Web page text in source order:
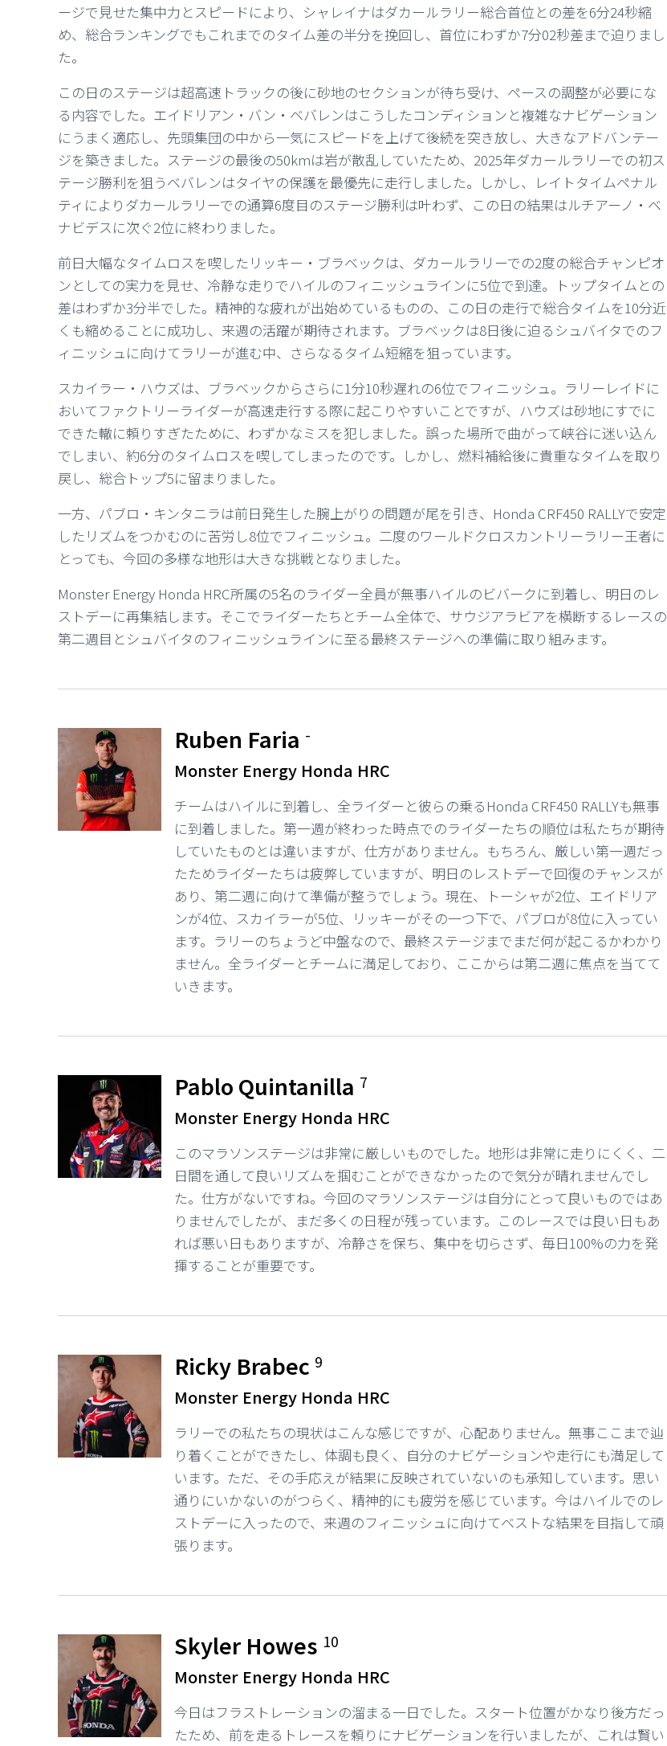
ージで見せた集中力とスピードにより、シャレイナはダカールラリー総合首位との差を6分24秒縮
め、 総合ランキングでも これまでのタイム差の半分を挽回し、首位にわずか7分02秒差まで迫りまし
た。
この日のステージは超高速トラックの後に砂地のセクションが待ち受け、ペースの調整が必要にな
る内容でした。エイドリアン・バン・ベバレンはこうしたコンディションと複雑なナビゲーション
にうまく適応し、先頭集団の中から一気にスピードを上げて後続を突き放し、大きなアドバンテー
ジを築きました。ステージの最後の50kmは岩が散乱していたため、2025年ダカールラリーでの初ス
テージ勝利を狙うベバレンはタイヤの保護を最優先に走行しました。しかし、レイトタイムペナル
ティによりダカールラリーでの通算6度目のステージ勝利は叶わず、この日の結果はルチアーノ・ベ
ナビデスに次ぐ2位に終わりました。
前日大幅なタイムロスを喫したリッキー・ブラベックは、ダカールラリーでの2度の総合チャンピオ
ンとしての実力を見せ、冷静な走りでハイルのフィニッシュラインに5位で到達。トップタイムとの
差はわずか3分半でした。精神的な疲れが出始めているものの、この日の走行で総合タイムを10分近
くも縮めることに成功し、来週の活躍が期待されます。ブラベックは8日後に迫るシュバイタでのフ
ィニッシュに向けてラリーが進む中、さらなるタイム短縮を狙っています。
スカイラー・ハウズは、ブラベックからさらに1分10秒遅れの6位でフィニッシュ。ラリーレイドに
おいてファクトリーライダーが高速走行する際に起こりやすいことですが、ハウズは砂地にすでに
できた轍に頼りすぎたために、わずかなミスを犯しました。誤った場所で曲がって峡谷に迷い込ん
でしまい、約6分のタイムロスを喫してしまったのです。しかし、燃料補給後に貴重なタイムを取り
戻し、総合トップ5に留まりました。
一方、パブロ・キンタニラは前日発生した腕上がりの問題が尾を引き、Honda CRF450 RALLYで安定
したリズムをつかむのに苦労し8位でフィニッシュ。二度のワールドクロスカントリーラリー王者に
とっても、今回の多様な地形は大きな挑戦となりました。
Monster Energy Honda HRC所属の5名のライダー全員が無事ハイルのビバークに到着し、明日のレ
ストデーに再集結します。そこでライダーたちとチーム全体で、サウジアラビアを横断するレースの
第二週目とシュバイタのフィニッシュラインに至る最終ステージへの準備に取り組みます。
Ruben Faria -
Monster Energy Honda HRC
チームはハイルに到着し、全ライダーと彼らの乗るHonda CRF450 RALLYも無事
に到着しました。第一週が終わった時点でのライダーたちの順位は私たちが期待
していたものとは違いますが、仕方がありません。もちろん、厳しい第一週だっ
たためライダーたちは疲弊していますが、明日のレストデーで回復のチャンスが
あり、第二週に向けて準備が整うでしょう。現在、トーシャが2位、エイドリア
ンが4位、スカイラーが5位、リッキーがその一つ下で、パブロが8位に入ってい
ます。ラリーのちょうど中盤なので、最終ステージまでまだ何が起こるかわかり
ません。全ライダーとチームに満足しており、ここからは第二週に焦点を当てて
いきます。
Pablo Quintanilla 7
Monster Energy Honda HRC
このマラソンステージは非常に厳しいものでした。地形は非常に走りにくく、二
日間を通して良いリズムを掴むことができなかったので気分が晴れませんでし
た。仕方がないですね。今回のマラソンステージは自分にとって良いものではあ
りませんでしたが、まだ多くの日程が残っています。このレースでは良い日もあ
れば悪い日もありますが、冷静さを保ち、集中を切らさず、毎日100%の力を発
揮することが重要です。
Ricky Brabec 9
Monster Energy Honda HRC
ラリーでの私たちの現状はこんな感じですが、心配ありません。無事ここまで辿
り着くことができたし、体調も良く、自分のナビゲーションや走行にも満足して
います。ただ、その手応えが結果に反映されていないのも承知しています。思い
通りにいかないのがつらく、精神的にも疲労を感じています。今はハイルでのレ
ストデーに入ったので、来週のフィニッシュに向けてベストな結果を目指して頑
張ります。
Skyler Howes 10
Monster Energy Honda HRC
今日はフラストレーションの溜まる一日でした。スタート位置がかなり後方だっ
たため、前を走るトレースを頼りにナビゲーションを行いましたが、これは賢い